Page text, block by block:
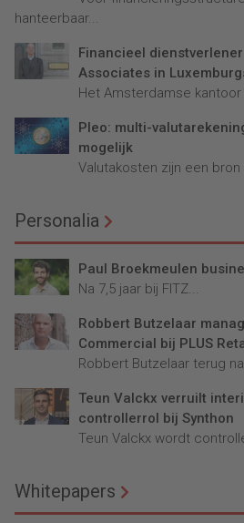
hanteerbaar...
Financieel
Associates in
Het Amsterdamse
Pleo: multi-
mogelijk
Valutakosten zijn een bron
Personalia
Paul Broekmeulen
Na 7,5 jaar bij FITZ...
Robbert Butzelaar
Commercial bij PLUS
Robbert Butzelaar terug
Teun Valckx verruilt
controllerrol bij Synthon
Teun Valckx wordt
Whitepapers